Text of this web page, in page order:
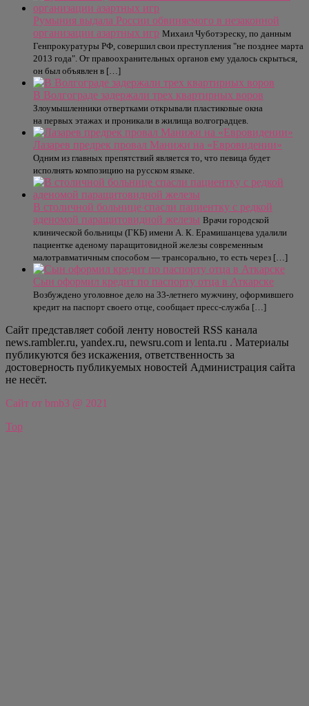
Румыния выдала России обвиняемого в незаконной
организации азартных игр Михаил Чуботэреску, по данным
Генпрокуратуры РФ, совершил свои преступления "не позднее марта
2013 года". От правоохранительных органов ему удалось скрыться,
он был объявлен в […]
В Волгограде задержали трех квартирных воров
Злоумышленники отвертками открывали пластиковые окна
на первых этажах и проникали в жилища волгоградцев.
Лазарев предрек провал Манижи на «Евровидении»
Одним из главных препятствий является то, что певица будет
исполнять композицию на русском языке.
В столичной больнице спасли пациентку с редкой
аденомой паращитовидной железы Врачи городской
клинической больницы (ГКБ) имени А. К. Ерамишанцева удалили
пациентке аденому паращитовидной железы современным
малотравматичным способом — трансорально, то есть через […]
Сын оформил кредит по паспорту отца в Аткарске
Возбуждено уголовное дело на 33-летнего мужчину, оформившего
кредит на паспорт своего отце, сообщает пресс-служба […]
Сайт представляет собой ленту новостей RSS канала
news.rambler.ru, yandex.ru, newsru.com и lenta.ru . Материалы
публикуются без искажения, ответственность за
достоверность публикуемых новостей Администрация сайта
не несёт.
Сайт от bmb3 @ 2021
Top